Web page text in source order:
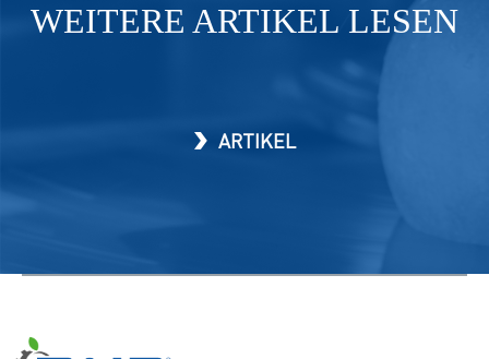
WEITERE ARTIKEL LESEN
ARTIKEL